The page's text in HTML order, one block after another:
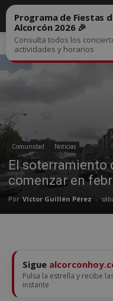
Inicio Comunidad
Comunidad Noticias
El soterramiento
comenzar en
Por Víctor Guillén Pérez -
Programa de Fiestas
Alcorcón 2026 🎉
Consulta todos los
actividades y horarios
Sigue
Pulsa la estrella y recibe
instante